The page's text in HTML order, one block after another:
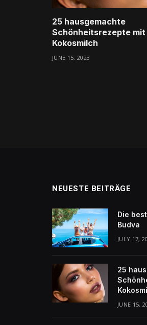
25 hausgemachte
Schönheitsrezepte mit
Kokosmilch
JUNE 15, 2023
NEUESTE BEITRÄGE
Die
Budva
JULY 17,
25
JUNE 15,